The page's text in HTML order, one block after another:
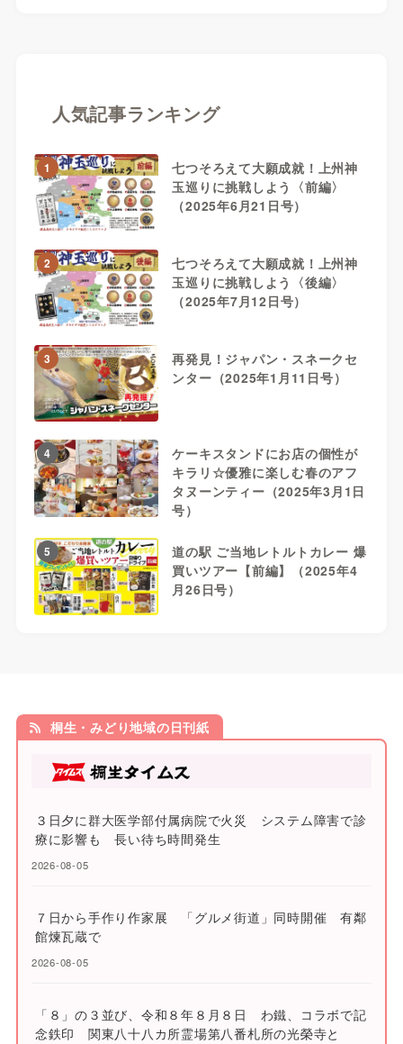
人気記事ランキング
1
七つそろえて大願成就！上州神
玉巡りに挑戦しよう〈前編〉
（2025年6月21日号）
2
七つそろえて大願成就！上州神
玉巡りに挑戦しよう〈後編〉
（2025年7月12日号）
3
再発見！ジャパン・スネークセ
ンター（2025年1月11日号）
4
ケーキスタンドにお店の個性が
キラリ☆優雅に楽しむ春のアフ
タヌーンティー（2025年3月1日
号）
5
道の駅 ご当地レトルトカレー 爆
買いツアー【前編】（2025年4
月26日号）
桐生・みどり地域の日刊紙
３日夕に群大医学部付属病院で火災 システム障害で診
療に影響も 長い待ち時間発生
2026-08-05
７日から手作り作家展 「グルメ街道」同時開催 有鄰
館煉瓦蔵で
2026-08-05
「８」の３並び、令和８年８月８日 わ鐵、コラボで記
念鉄印 関東八十八カ所霊場第八番札所の光榮寺と